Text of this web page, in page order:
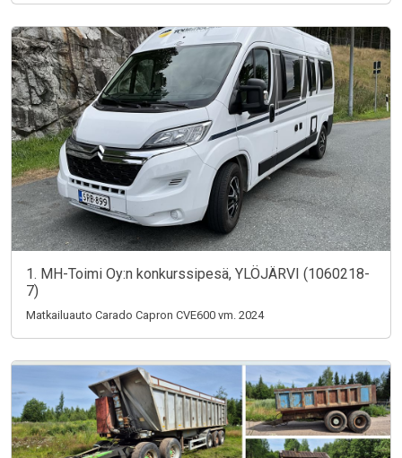
1. MH-Toimi Oy:n konkurssipesä, YLÖJÄRVI (1060218-
7)
Matkailuauto Carado Capron CVE600 vm. 2024